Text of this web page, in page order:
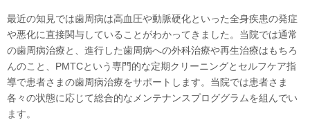
最近の知見では歯周病は高血圧や動脈硬化といった全身疾患の発症
や悪化に直接関与していることがわかってきました。当院では通常
の歯周病治療と、進行した歯周病への外科治療や再生治療はもちろ
んのこと、PMTCという専門的な定期クリーニングとセルフケア指
導で患者さまの歯周病治療をサポートします。当院では患者さま
各々の状態に応じて総合的なメンテナンスプロググラムを組んでい
ます。